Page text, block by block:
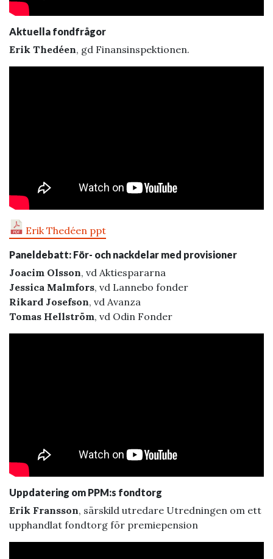
Aktuella fondfrågor
Erik Thedéen, gd Finansinspektionen.
Erik Thedéen ppt
Paneldebatt: För- och nackdelar med provisioner
Joacim Olsson, vd Aktiespararna
Jessica Malmfors, vd Lannebo fonder
Rikard Josefson, vd Avanza
Tomas Hellström, vd Odin Fonder
Uppdatering om PPM:s fondtorg
Erik Fransson, särskild utredare Utredningen om ett
upphandlat fondtorg för premiepension